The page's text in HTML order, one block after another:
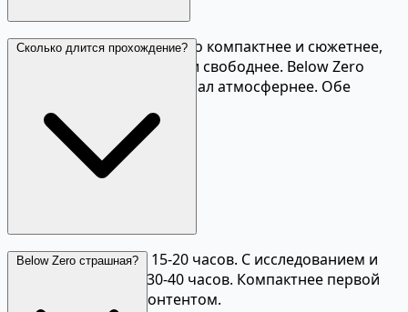
Разные мнения: Below Zero компактнее и сюжетнее,
оригинал — масштабнее и свободнее. Below Zero
технически лучше, оригинал атмосфернее. Обе
Сколько длится прохождение?
Основной сюжет — 15-20 часов. С исследованием и
строительством — 30-40 часов. Компактнее первой
части, но плотнее контентом.
Below Zero страшная?